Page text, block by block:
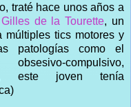
traté hace unos años a
de la Tourette, un
múltiples tics motores y
patologías como el
compulsivo,
este joven tenía